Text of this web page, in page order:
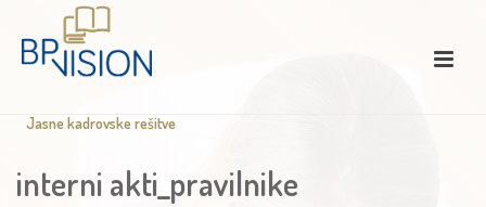
Jasne kadrovske rešitve
interni akti_pravilnike